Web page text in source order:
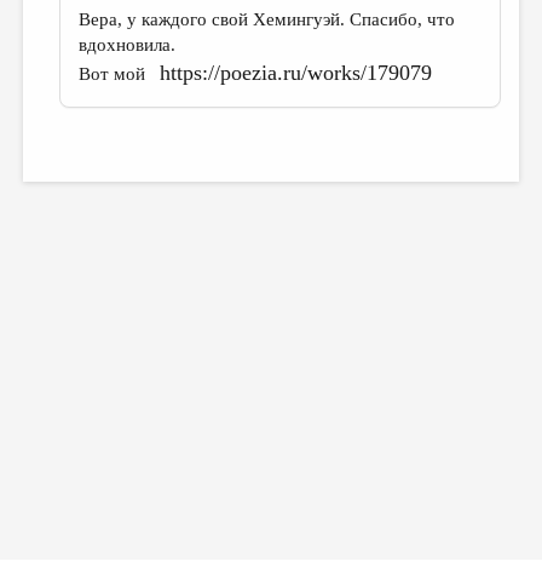
Вера, у каждого свой Хемингуэй. Спасибо, что
вдохновила.
Вот мой https://poezia.ru/works/179079